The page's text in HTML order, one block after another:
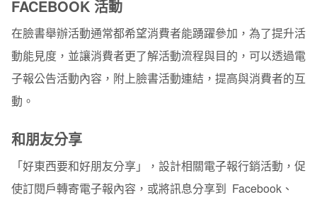
FACEBOOK 活動
在臉書舉辦活動通常都希望消費者能踴躍參加，為了提升活
動能見度，並讓消費者更了解活動流程與目的，可以透過電
子報公告活動內容，附上臉書活動連結，提高與消費者的互
動。
和朋友分享
「好東西要和好朋友分享」，設計相關電子報行銷活動，促
使訂閱戶轉寄電子報內容，或將訊息分享到 Facebook、